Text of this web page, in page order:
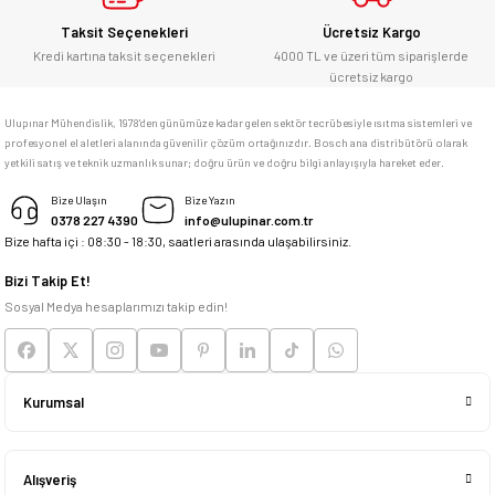
Bosch marka alet alacaksam kesinlikle
adresim Ulupınar.com.tr
memnun kaldım
Deneyimini Paylaş
Taksit Seçenekleri
Kredi kartına taksit seçenekleri
Ücretsiz Kargo
4000 TL ve üzeri tüm siparişlerde
ücretsiz kargo
Ulupınar Mühendislik, 1978'den günümüze kadar gelen sektör tecrübesiyle ısıtma sistemleri ve
profesyonel el aletleri alanında güvenilir çözüm ortağınızdır. Bosch ana distribütörü olarak
yetkili satış ve teknik uzmanlık sunar; doğru ürün ve doğru bilgi anlayışıyla hareket eder.
Bize Ulaşın
0378 227 4390
Bize Yazın
info@ulupinar.com.tr
Bize hafta içi : 08:30 - 18:30, saatleri arasında ulaşabilirsiniz.
Bizi Takip Et!
Sosyal Medya hesaplarımızı takip edin!
Kurumsal
Alışveriş